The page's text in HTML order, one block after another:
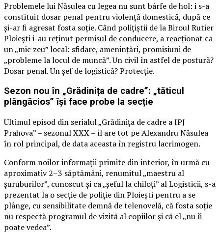
Problemele lui Năsulea cu legea nu sunt bârfe de hol: i s-a
constituit dosar penal pentru violență domestică, după ce
și-ar fi agresat fosta soție. Când polițiștii de la Biroul Rutier
Ploiești i-au reținut permisul de conducere, a reacționat ca
un „mic zeu” local: sfidare, amenințări, promisiuni de
„probleme la locul de muncă”. Un civil în astfel de postură?
Dosar penal. Un șef de logistică? Protecție.
Sezon nou în „Grădinița de cadre”: „tăticul
plângăcios” își face probe la secție
Ultimul episod din serialul „Grădinița de cadre a IPJ
Prahova” – sezonul XXX – îl are tot pe Alexandru Năsulea
în rol principal, de data aceasta în registru lacrimogen.
Conform noilor informații primite din interior, în urmă cu
aproximativ 2–3 săptămâni, renumitul „maestru al
șuruburilor”, cunoscut și ca „șeful la chiloți” al Logisticii, s-a
prezentat la o secție de poliție din Ploiești pentru a se
plânge, cu sensibilitate demnă de telenovelă, că fosta soție
nu respectă programul de vizită al copiilor și că el „nu îi
poate vedea”.